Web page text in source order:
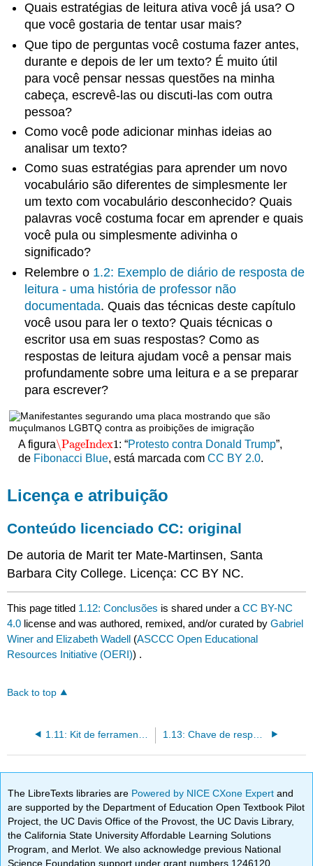
Quais estratégias de leitura ativa você já usa? O
que você gostaria de tentar usar mais?
Que tipo de perguntas você costuma fazer antes,
durante e depois de ler um texto? É muito útil
para você pensar nessas questões na minha
cabeça, escrevê-las ou discuti-las com outra
pessoa?
Como você pode adicionar minhas ideias ao
analisar um texto?
Como suas estratégias para aprender um novo
vocabulário são diferentes de simplesmente ler
um texto com vocabulário desconhecido? Quais
palavras você costuma focar em aprender e quais
você pula ou simplesmente adivinha o
significado?
Relembre o 1.2: Exemplo de diário de resposta de
leitura - uma história de professor não
documentada. Quais das técnicas deste capítulo
você usou para ler o texto? Quais técnicas o
escritor usa em suas respostas? Como as
respostas de leitura ajudam você a pensar mais
profundamente sobre uma leitura e a se preparar
para escrever?
A figura\PageIndex1
\PageIndex1: “Protesto contra Donald Trump”,
de Fibonacci Blue, está marcada com CC BY 2.0.
Licença e atribuição
Conteúdo licenciado CC: original
De autoria de Marit ter Mate-Martinsen, Santa
Barbara City College. Licença: CC BY NC.
This page titled 1.12: Conclusões is shared under aCC BY-NC
4.0 license and was authored, remixed, and/or curated byGabriel
Winer and Elizabeth Wadell (ASCCC Open Educational
Resources Initiative (OERI)) .
Back to top
1.13: Chave de resposta - Leitura crítica
The LibreTexts libraries are Powered by NICE CXone Expertand
are supported by the Department of Education Open Textbook Pilot
Project, the UC Davis Office of the Provost, the UC Davis Library,
the California State University Affordable Learning Solutions
Program, and Merlot. We also acknowledge previous National
Science Foundation support under grant numbers 1246120,